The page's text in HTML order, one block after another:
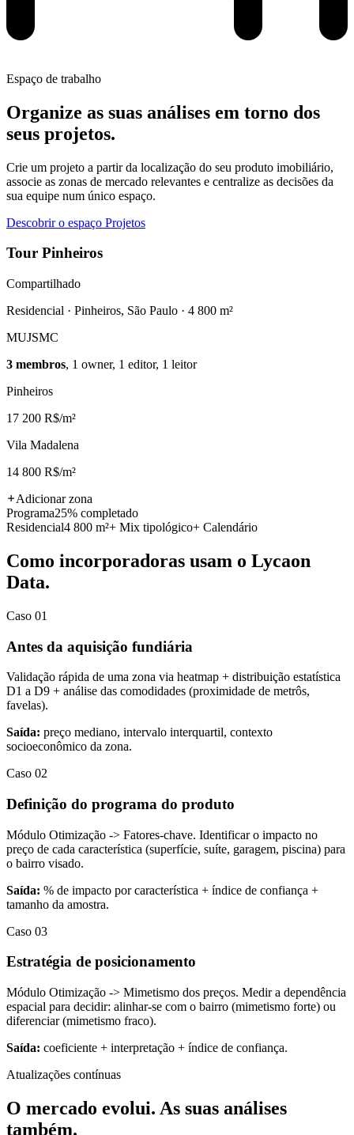
Espaço de trabalho
Organize as suas análises em torno dos
seus projetos.
Crie um projeto a partir da localização do seu produto imobiliário,
associe as zonas de mercado relevantes e centralize as decisões da
sua equipe num único espaço.
Descobrir o espaço Projetos
Tour Pinheiros
Compartilhado
Residencial · Pinheiros, São Paulo · 4 800 m²
MUJSMC
3 membros, 1 owner, 1 editor, 1 leitor
Pinheiros
17 200 R$/m²
Vila Madalena
14 800 R$/m²
Adicionar zona
Programa25% completado
Residencial4 800 m²+ Mix tipológico+ Calendário
Como incorporadoras usam o Lycaon
Data.
Caso 01
Antes da aquisição fundiária
Validação rápida de uma zona via heatmap + distribuição estatística
D1 a D9 + análise das comodidades (proximidade de metrôs,
favelas).
Saída: preço mediano, intervalo interquartil, contexto
socioeconômico da zona.
Caso 02
Definição do programa do produto
Módulo Otimização -> Fatores-chave. Identificar o impacto no
preço de cada característica (superfície, suíte, garagem, piscina) para
o bairro visado.
Saída: % de impacto por característica + índice de confiança +
tamanho da amostra.
Caso 03
Estratégia de posicionamento
Módulo Otimização -> Mimetismo dos preços. Medir a dependência
espacial para decidir: alinhar-se com o bairro (mimetismo forte) ou
diferenciar (mimetismo fraco).
Saída: coeficiente + interpretação + índice de confiança.
Atualizações contínuas
O mercado evolui. As suas análises
também.